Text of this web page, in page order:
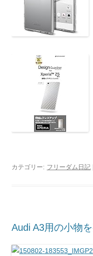
カテゴリー: フリーダム日記
Audi A3用の小物